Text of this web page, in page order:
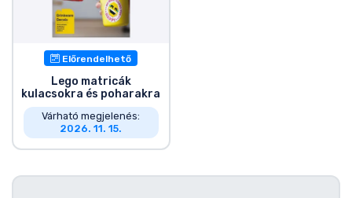
Előrendelhető
Lego matricák
kulacsokra és poharakra
Várható megjelenés:
2026. 11. 15.
Terméktípusok
Márkák